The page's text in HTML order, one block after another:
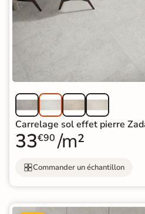
Carrelage sol effet pierre
33€90 /m²
Commander un échantillon